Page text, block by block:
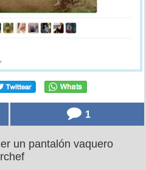
1
un pantalón vaquero